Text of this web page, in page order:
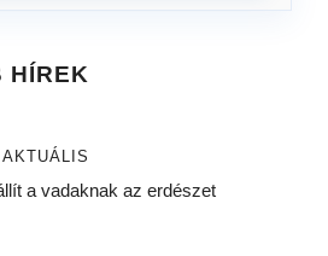
HÍREK
a vadaknak az erdészet